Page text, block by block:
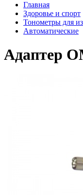
Главная
Здоровье и спорт
Тонометры для
Автоматические
Адаптер